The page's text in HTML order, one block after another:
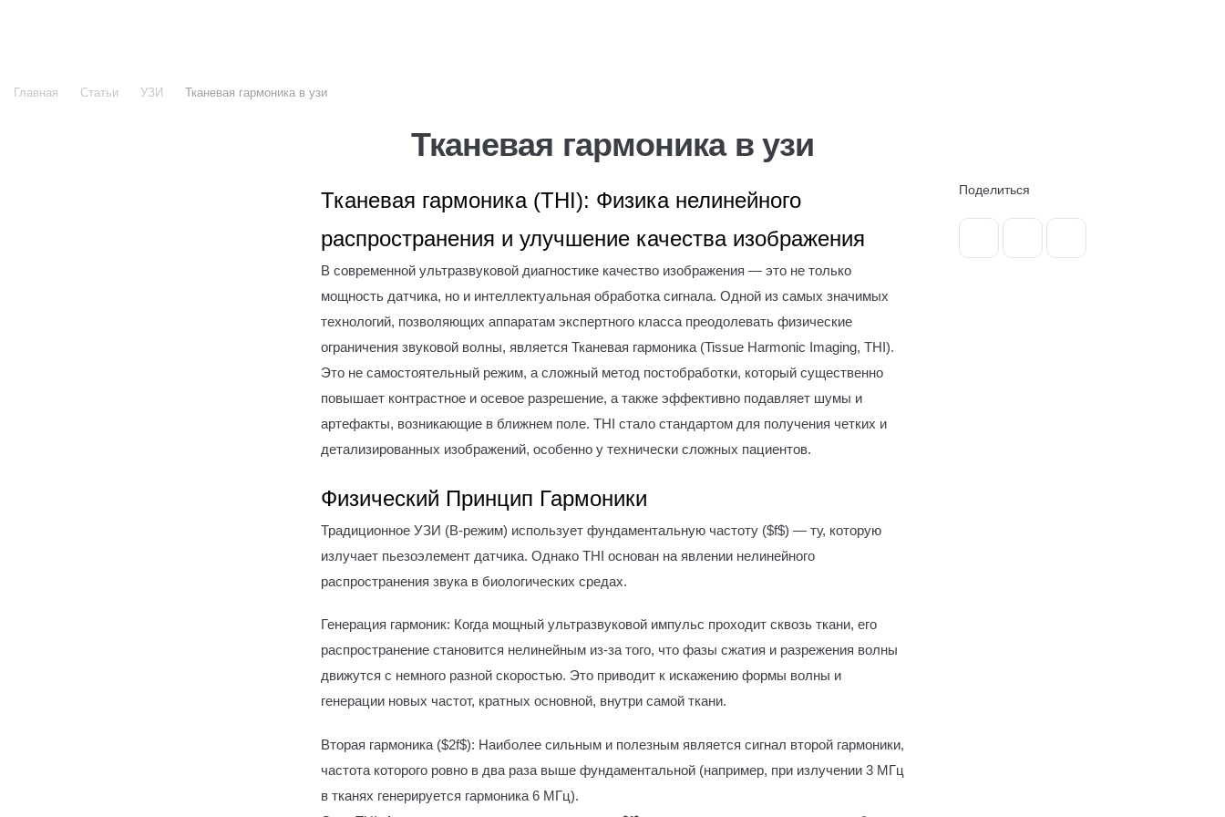
Главная Статьи УЗИ Тканевая гармоника в узи
Тканевая гармоника в узи
Тканевая гармоника (THI): Физика нелинейного
распространения и улучшение качества изображения
В современной ультразвуковой диагностике качество изображения — это не только
мощность датчика, но и интеллектуальная обработка сигнала. Одной из самых значимых
технологий, позволяющих аппаратам экспертного класса преодолевать физические
ограничения звуковой волны, является Тканевая гармоника (Tissue Harmonic Imaging, THI).
Это не самостоятельный режим, а сложный метод постобработки, который существенно
повышает контрастное и осевое разрешение, а также эффективно подавляет шумы и
артефакты, возникающие в ближнем поле. THI стало стандартом для получения четких и
детализированных изображений, особенно у технически сложных пациентов.
Физический Принцип Гармоники
Традиционное УЗИ (B-режим) использует фундаментальную частоту ($f$) — ту, которую
излучает пьезоэлемент датчика. Однако THI основан на явлении нелинейного
распространения звука в биологических средах.
Генерация гармоник: Когда мощный ультразвуковой импульс проходит сквозь ткани, его
распространение становится нелинейным из-за того, что фазы сжатия и разрежения волны
движутся с немного разной скоростью. Это приводит к искажению формы волны и
генерации новых частот, кратных основной, внутри самой ткани.
Вторая гармоника ($2f$): Наиболее сильным и полезным является сигнал второй гармоники,
частота которого ровно в два раза выше фундаментальной (например, при излучении 3 МГц
в тканях генерируется гармоника 6 МГц).
Поделиться